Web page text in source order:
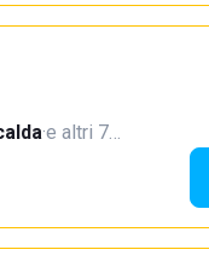
·e altri 7…